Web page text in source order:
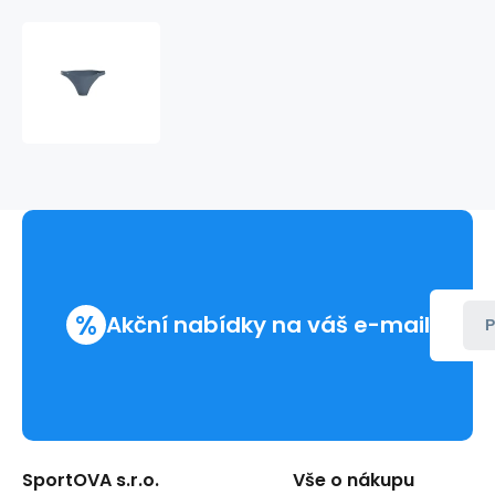
-
% Akční nabídky na váš e-mail
SportOVA s.r.o. Vše o nákupu